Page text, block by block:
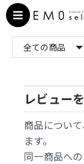
レビュー
商品につい
ます。
同一商品へ